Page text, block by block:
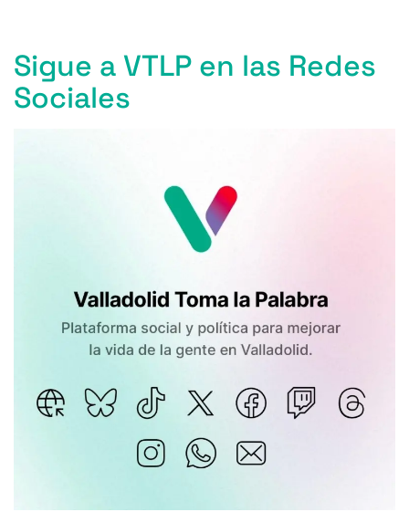
o
k
p
r
Sigue a VTLP en las Redes
Sociales